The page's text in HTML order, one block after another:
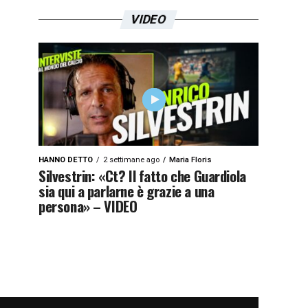
VIDEO
HANNO DETTO 2 settimane ago Maria Floris
Silvestrin: «Ct? Il fatto che Guardiola
sia qui a parlarne è grazie a una
persona» – VIDEO